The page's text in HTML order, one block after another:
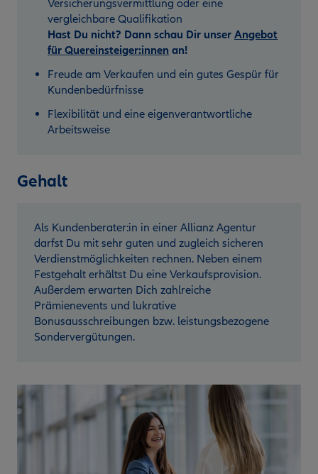
Versicherungsvermittlung oder eine
vergleichbare Qualifikation
Hast Du nicht? Dann schau Dir unserAngebot
für Quereinsteiger:innen an!
Freude am Verkaufen und ein gutes Gespür für
Kundenbedürfnisse
Flexibilität und eine eigenverantwortliche
Arbeitsweise
Gehalt
Als Kundenberater:in in einer Allianz Agentur
darfst Du mit sehr guten und zugleich sicheren
Verdienstmöglichkeiten rechnen. Neben einem
Festgehalt erhältst Du eine Verkaufsprovision.
Außerdem erwarten Dich zahlreiche
Prämienevents und lukrative
Bonusausschreibungen bzw. leistungsbezogene
Sondervergütungen.